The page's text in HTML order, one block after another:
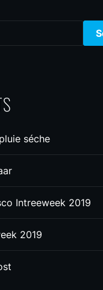
séche
Intreeweek 2019
2019